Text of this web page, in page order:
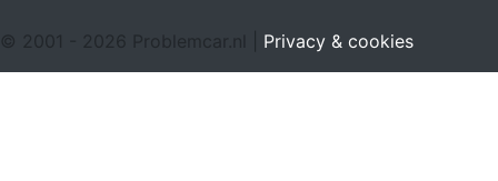
© 2001 - 2026 Problemcar.nl | Privacy & cookies